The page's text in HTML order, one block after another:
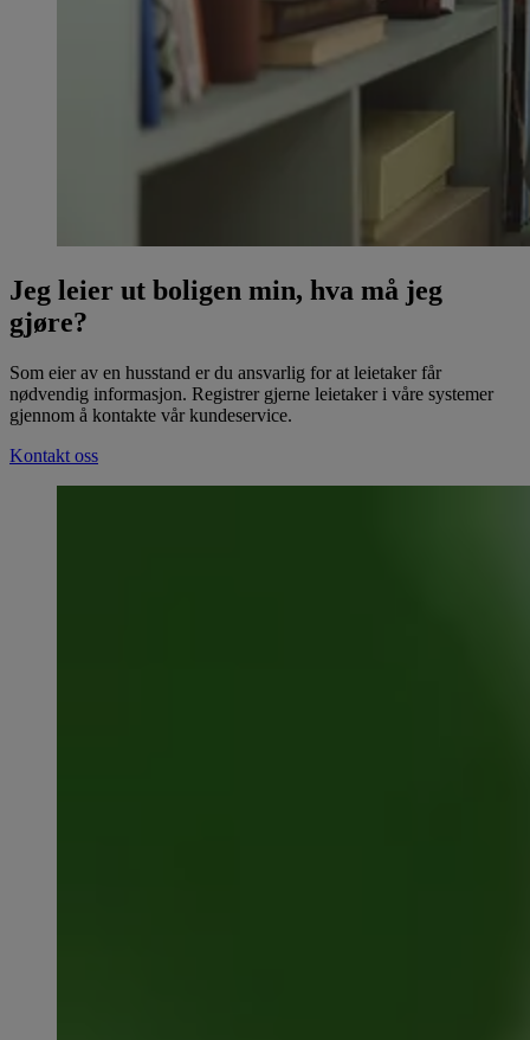
Jeg leier ut boligen min, hva må jeg
gjøre?
Som eier av en husstand er du ansvarlig for at leietaker får
nødvendig informasjon. Registrer gjerne leietaker i våre systemer
gjennom å kontakte vår kundeservice.
Kontakt oss